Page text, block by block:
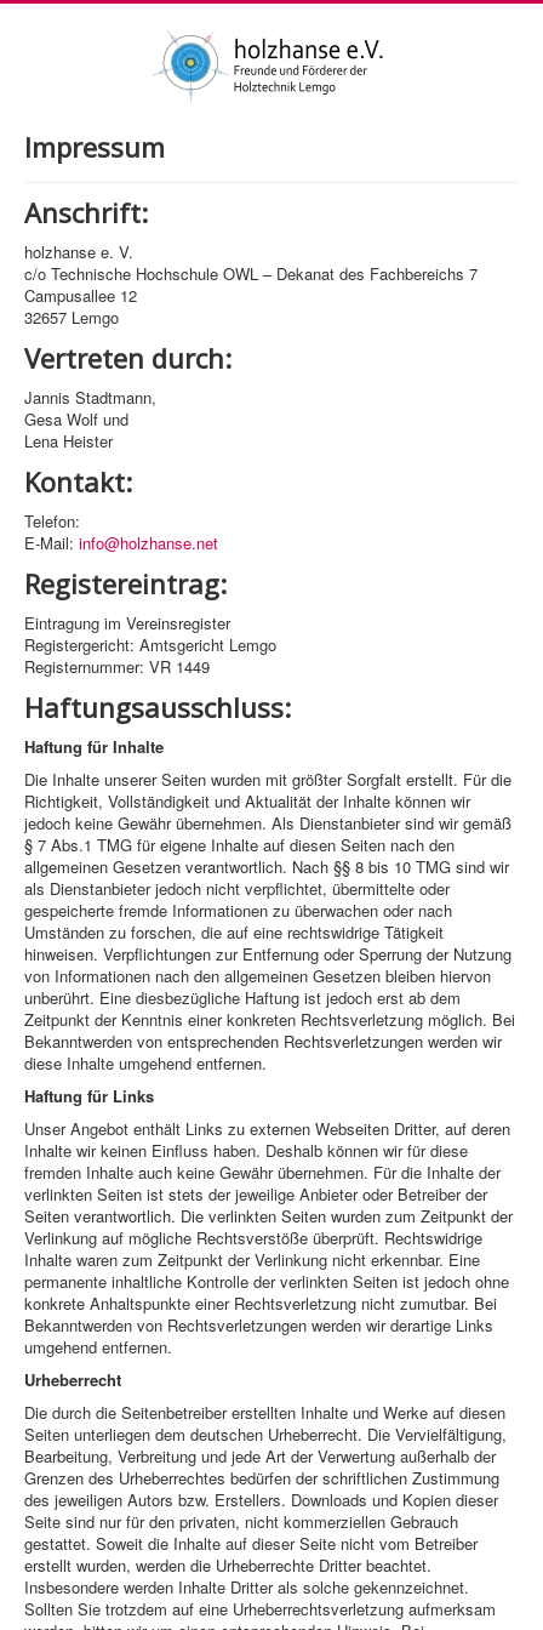
Impressum
Anschrift:
holzhanse e. V.
c/o Technische Hochschule OWL – Dekanat des Fachbereichs 7
Campusallee 12
32657 Lemgo
Vertreten durch:
Jannis Stadtmann,
Gesa Wolf und
Lena Heister
Kontakt:
Telefon:
E-Mail: info@holzhanse.net
Registereintrag:
Eintragung im Vereinsregister
Registergericht: Amtsgericht Lemgo
Registernummer: VR 1449
Haftungsausschluss:
Haftung für Inhalte
Die Inhalte unserer Seiten wurden mit größter Sorgfalt erstellt. Für die
Richtigkeit, Vollständigkeit und Aktualität der Inhalte können wir
jedoch keine Gewähr übernehmen. Als Dienstanbieter sind wir gemäß
§ 7 Abs.1 TMG für eigene Inhalte auf diesen Seiten nach den
allgemeinen Gesetzen verantwortlich. Nach §§ 8 bis 10 TMG sind wir
als Dienstanbieter jedoch nicht verpflichtet, übermittelte oder
gespeicherte fremde Informationen zu überwachen oder nach
Umständen zu forschen, die auf eine rechtswidrige Tätigkeit
hinweisen. Verpflichtungen zur Entfernung oder Sperrung der Nutzung
von Informationen nach den allgemeinen Gesetzen bleiben hiervon
unberührt. Eine diesbezügliche Haftung ist jedoch erst ab dem
Zeitpunkt der Kenntnis einer konkreten Rechtsverletzung möglich. Bei
Bekanntwerden von entsprechenden Rechtsverletzungen werden wir
diese Inhalte umgehend entfernen.
Haftung für Links
Unser Angebot enthält Links zu externen Webseiten Dritter, auf deren
Inhalte wir keinen Einfluss haben. Deshalb können wir für diese
fremden Inhalte auch keine Gewähr übernehmen. Für die Inhalte der
verlinkten Seiten ist stets der jeweilige Anbieter oder Betreiber der
Seiten verantwortlich. Die verlinkten Seiten wurden zum Zeitpunkt der
Verlinkung auf mögliche Rechtsverstöße überprüft. Rechtswidrige
Inhalte waren zum Zeitpunkt der Verlinkung nicht erkennbar. Eine
permanente inhaltliche Kontrolle der verlinkten Seiten ist jedoch ohne
konkrete Anhaltspunkte einer Rechtsverletzung nicht zumutbar. Bei
Bekanntwerden von Rechtsverletzungen werden wir derartige Links
umgehend entfernen.
Urheberrecht
Die durch die Seitenbetreiber erstellten Inhalte und Werke auf diesen
Seiten unterliegen dem deutschen Urheberrecht. Die Vervielfältigung,
Bearbeitung, Verbreitung und jede Art der Verwertung außerhalb der
Grenzen des Urheberrechtes bedürfen der schriftlichen Zustimmung
des jeweiligen Autors bzw. Erstellers. Downloads und Kopien dieser
Seite sind nur für den privaten, nicht kommerziellen Gebrauch
gestattet. Soweit die Inhalte auf dieser Seite nicht vom Betreiber
erstellt wurden, werden die Urheberrechte Dritter beachtet.
Insbesondere werden Inhalte Dritter als solche gekennzeichnet.
Sollten Sie trotzdem auf eine Urheberrechtsverletzung aufmerksam